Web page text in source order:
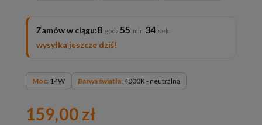
Zamów w ciągu:8 55 33
wysyłka jeszcze dziś!
Moc: 14W Barwa światła:4000K - neutralna
159,00 zł